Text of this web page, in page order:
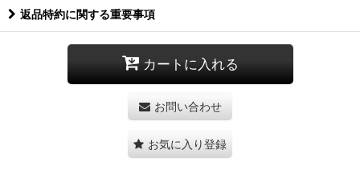
返品特約に関する重要事項
カートに入れる
お問い合わせ
お気に入り登録